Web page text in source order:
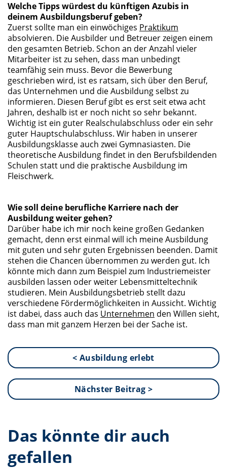
Welche Tipps würdest du künftigen Azubis in
deinem Ausbildungsberuf geben?
Zuerst sollte man ein einwöchiges Praktikum
absolvieren. Die Ausbilder und Betreuer zeigen einem
den gesamten Betrieb. Schon an der Anzahl vieler
Mitarbeiter ist zu sehen, dass man unbedingt
teamfähig sein muss. Bevor die Bewerbung
geschrieben wird, ist es ratsam, sich über den Beruf,
das Unternehmen und die Ausbildung selbst zu
informieren. Diesen Beruf gibt es erst seit etwa acht
Jahren, deshalb ist er noch nicht so sehr bekannt.
Wichtig ist ein guter Realschulabschluss oder ein sehr
guter Hauptschulabschluss. Wir haben in unserer
Ausbildungsklasse auch zwei Gymnasiasten. Die
theoretische Ausbildung findet in den Berufsbildenden
Schulen statt und die praktische Ausbildung im
Fleischwerk.
Wie soll deine berufliche Karriere nach der
Ausbildung weiter gehen?
Darüber habe ich mir noch keine großen Gedanken
gemacht, denn erst einmal will ich meine Ausbildung
mit guten und sehr guten Ergebnissen beenden. Damit
stehen die Chancen übernommen zu werden gut. Ich
könnte mich dann zum Beispiel zum Industriemeister
ausbilden lassen oder weiter Lebensmitteltechnik
studieren. Mein Ausbildungsbetrieb stellt dazu
verschiedene Fördermöglichkeiten in Aussicht. Wichtig
ist dabei, dass auch das Unternehmen den Willen sieht,
dass man mit ganzem Herzen bei der Sache ist.
< Ausbildung erlebt
Nächster Beitrag >
Das könnte dir auch
gefallen